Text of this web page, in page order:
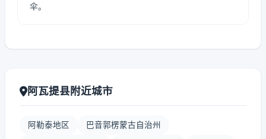
伞。
阿瓦提县附近城市
阿勒泰地区 巴音郭楞蒙古自治州